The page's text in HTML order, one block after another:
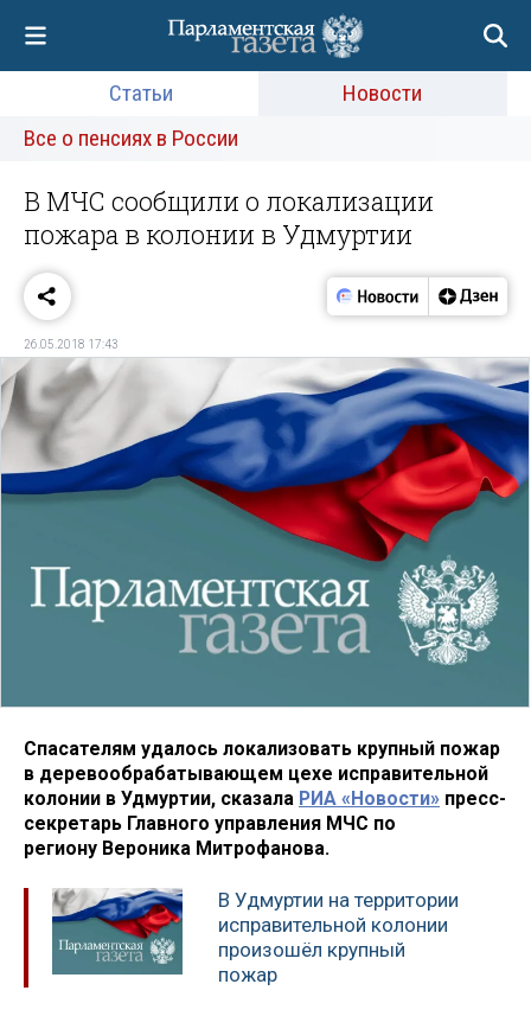
Статьи
Новости
Все о пенсиях в России
В МЧС сообщили о локализации
пожара в колонии в Удмуртии
26.05.2018 17:43
Спасателям удалось локализовать крупный пожар
в деревообрабатывающем цехе исправительной
колонии в Удмуртии, сказала РИА «Новости» пресс-
секретарь Главного управления МЧС по
региону Вероника Митрофанова.
В Удмуртии на территории
исправительной колонии
произошёл крупный
пожар